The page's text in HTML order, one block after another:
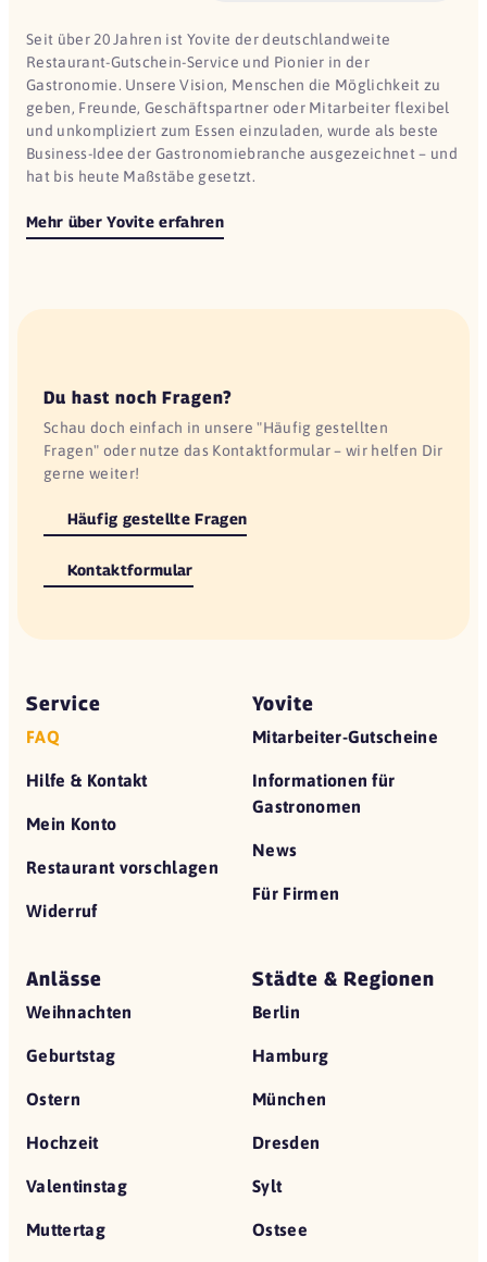
Seit über 20 Jahren ist Yovite der deutschlandweite
Restaurant-Gutschein-Service und Pionier in der
Gastronomie. Unsere Vision, Menschen die Möglichkeit zu
geben, Freunde, Geschäftspartner oder Mitarbeiter flexibel
und unkompliziert zum Essen einzuladen, wurde als beste
Business-Idee der Gastronomiebranche ausgezeichnet – und
hat bis heute Maßstäbe gesetzt.
Mehr über Yovite erfahren
Du hast noch Fragen?
Schau doch einfach in unsere "Häufig gestellten
Fragen" oder nutze das Kontaktformular – wir helfen Dir
gerne weiter!
Häufig gestellte Fragen
Kontaktformular
Service
FAQ
Hilfe & Kontakt
Mein Konto
Restaurant vorschlagen
Widerruf
Yovite
Mitarbeiter-Gutscheine
Informationen für
Gastronomen
News
Für Firmen
Anlässe
Weihnachten
Geburtstag
Ostern
Hochzeit
Valentinstag
Muttertag
Städte & Regionen
Berlin
Hamburg
München
Dresden
Sylt
Ostsee